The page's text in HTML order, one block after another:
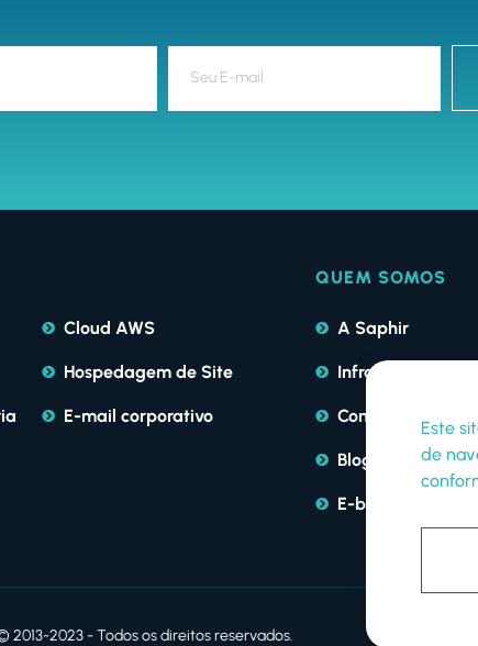
Cloud AWS
Hospedagem de Site
E-mail corporativo
QUEM SOMOS
A Saphir
Infraestutura
Contratos e
Blog
E-books
2013-2023 - Todos os direitos reservados.
Este
de